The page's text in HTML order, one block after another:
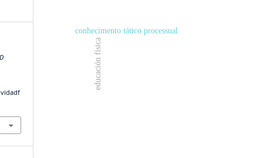
educación física
conhecimento tático processual